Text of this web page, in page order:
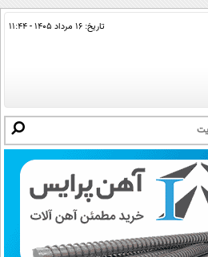
تاریخ: ۱۶ مرداد ۱۴۰۵ - ۱۱:۴۴